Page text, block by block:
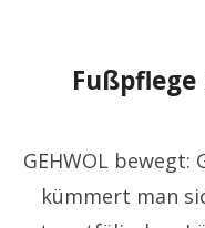
GEHWOL bewegt:
kümmert man